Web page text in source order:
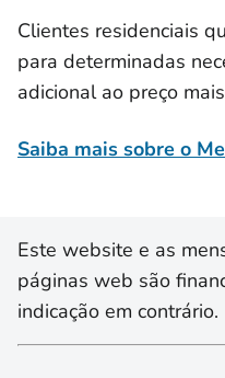
Clientes residenciais
para determinadas
adicional ao preço
Saiba mais sobre o
Este website e as
páginas web são
indicação em contrário.